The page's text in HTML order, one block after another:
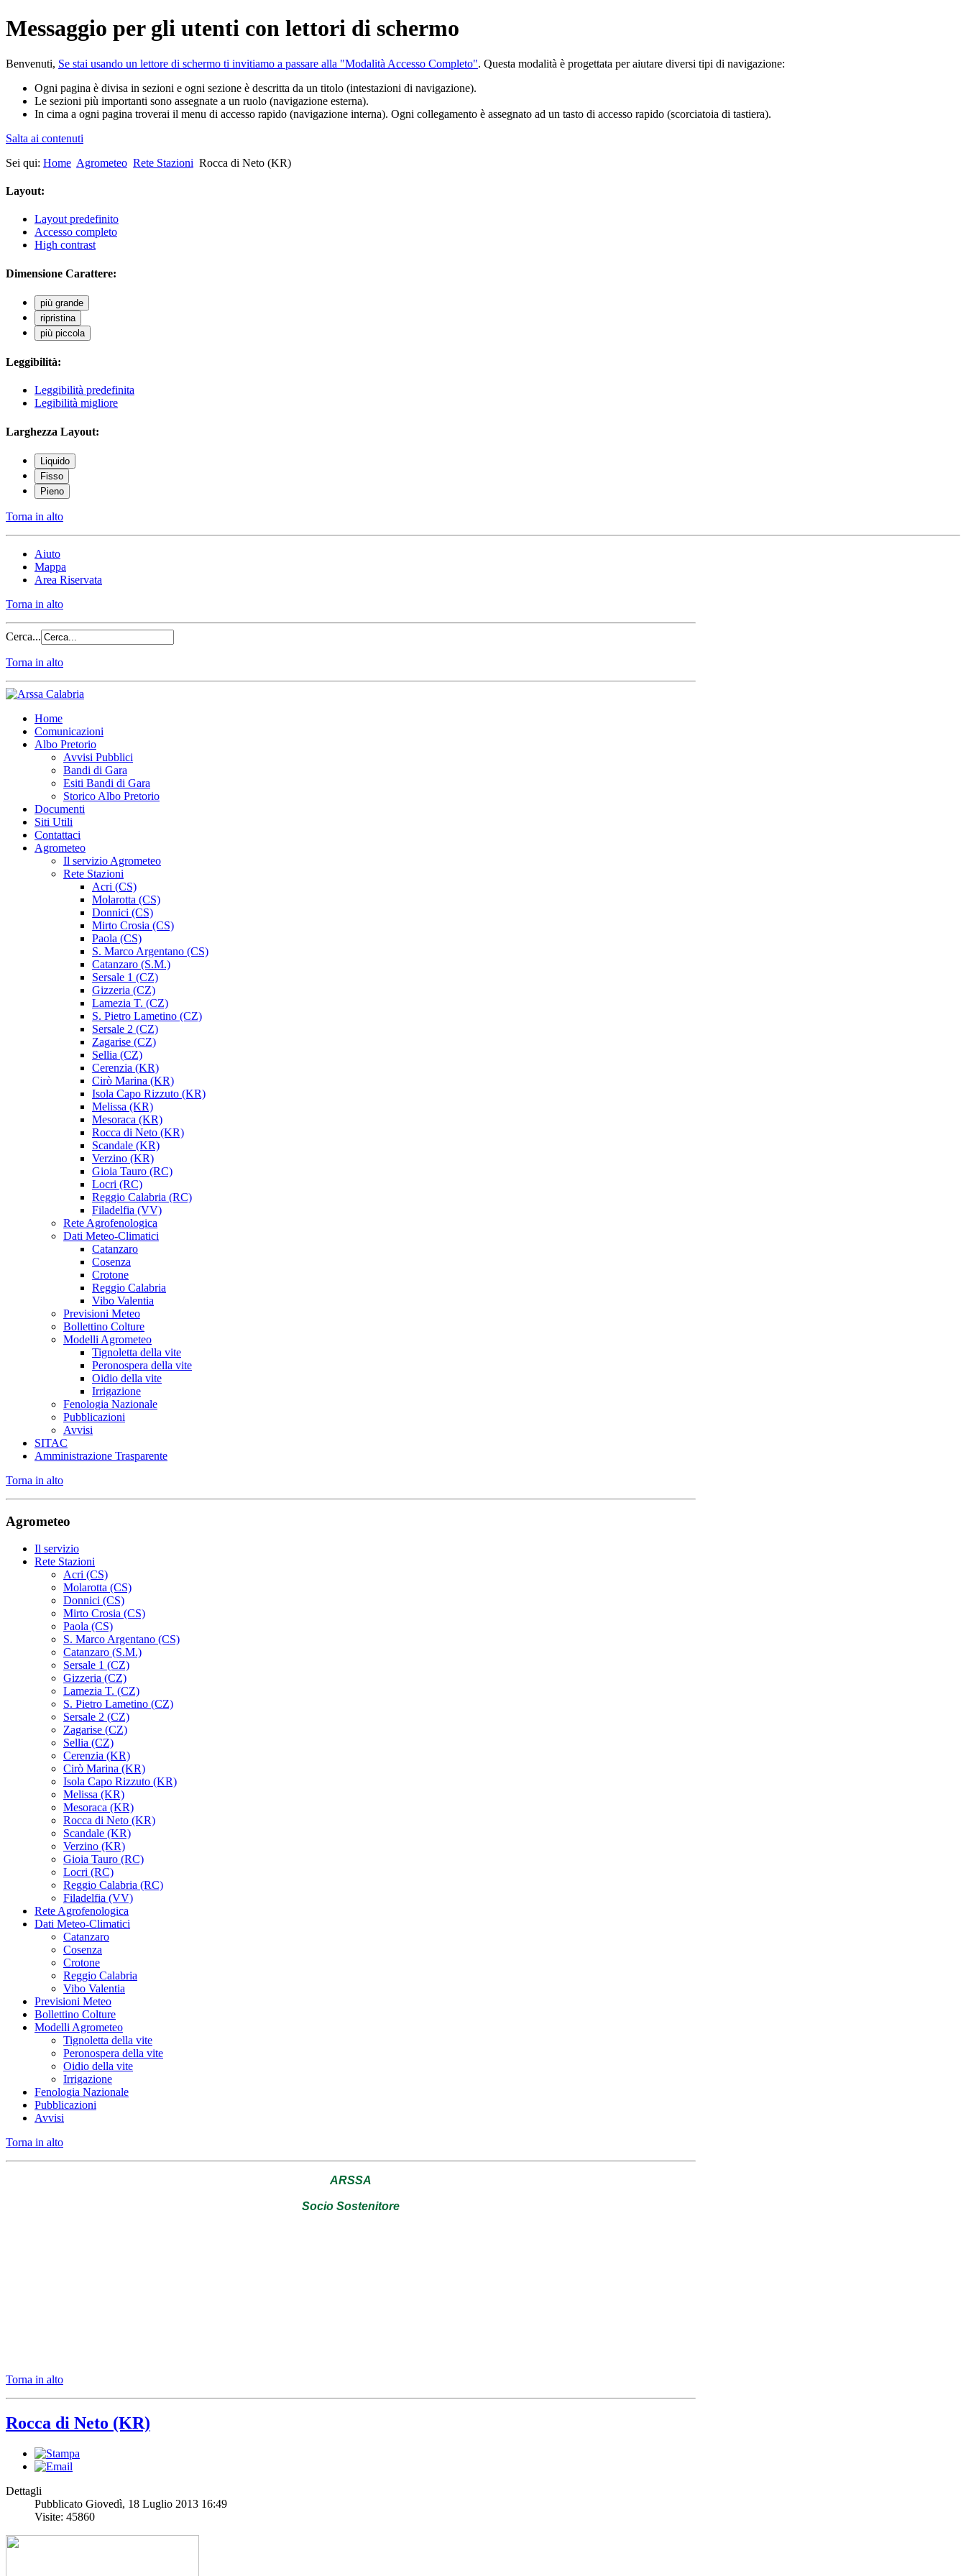
Messaggio per gli utenti con lettori di schermo
Benvenuti, Se stai usando un lettore di schermo ti invitiamo a passare alla "Modalità Accesso Completo". Questa modalità è progettata per aiutare diversi tipi di navigazione:
Ogni pagina è divisa in sezioni e ogni sezione è descritta da un titolo (intestazioni di navigazione).
Le sezioni più importanti sono assegnate a un ruolo (navigazione esterna).
In cima a ogni pagina troverai il menu di accesso rapido (navigazione interna). Ogni collegamento è assegnato ad un tasto di accesso rapido (scorciatoia di tastiera).
Salta ai contenuti
Sei qui: Home Agrometeo Rete Stazioni Rocca di Neto (KR)
Layout:
Layout predefinito
Accesso completo
High contrast
Dimensione Carattere:
più grande
ripristina
più piccola
Leggibilità:
Leggibilità predefinita
Legibilità migliore
Larghezza Layout:
Liquido
Fisso
Pieno
Torna in alto
Aiuto
Mappa
Area Riservata
Torna in alto
Cerca...
Torna in alto
Home
Comunicazioni
Albo Pretorio
Avvisi Pubblici
Bandi di Gara
Esiti Bandi di Gara
Storico Albo Pretorio
Documenti
Siti Utili
Contattaci
Agrometeo
Il servizio Agrometeo
Rete Stazioni
Acri (CS)
Molarotta (CS)
Donnici (CS)
Mirto Crosia (CS)
Paola (CS)
S. Marco Argentano (CS)
Catanzaro (S.M.)
Sersale 1 (CZ)
Gizzeria (CZ)
Lamezia T. (CZ)
S. Pietro Lametino (CZ)
Sersale 2 (CZ)
Zagarise (CZ)
Sellia (CZ)
Cerenzia (KR)
Cirò Marina (KR)
Isola Capo Rizzuto (KR)
Melissa (KR)
Mesoraca (KR)
Rocca di Neto (KR)
Scandale (KR)
Verzino (KR)
Gioia Tauro (RC)
Locri (RC)
Reggio Calabria (RC)
Filadelfia (VV)
Rete Agrofenologica
Dati Meteo-Climatici
Catanzaro
Cosenza
Crotone
Reggio Calabria
Vibo Valentia
Previsioni Meteo
Bollettino Colture
Modelli Agrometeo
Tignoletta della vite
Peronospera della vite
Oidio della vite
Irrigazione
Fenologia Nazionale
Pubblicazioni
Avvisi
SITAC
Amministrazione Trasparente
Torna in alto
Agrometeo
Il servizio
Rete Stazioni
Acri (CS)
Molarotta (CS)
Donnici (CS)
Mirto Crosia (CS)
Paola (CS)
S. Marco Argentano (CS)
Catanzaro (S.M.)
Sersale 1 (CZ)
Gizzeria (CZ)
Lamezia T. (CZ)
S. Pietro Lametino (CZ)
Sersale 2 (CZ)
Zagarise (CZ)
Sellia (CZ)
Cerenzia (KR)
Cirò Marina (KR)
Isola Capo Rizzuto (KR)
Melissa (KR)
Mesoraca (KR)
Rocca di Neto (KR)
Scandale (KR)
Verzino (KR)
Gioia Tauro (RC)
Locri (RC)
Reggio Calabria (RC)
Filadelfia (VV)
Rete Agrofenologica
Dati Meteo-Climatici
Catanzaro
Cosenza
Crotone
Reggio Calabria
Vibo Valentia
Previsioni Meteo
Bollettino Colture
Modelli Agrometeo
Tignoletta della vite
Peronospera della vite
Oidio della vite
Irrigazione
Fenologia Nazionale
Pubblicazioni
Avvisi
Torna in alto
ARSSA
Socio Sostenitore
Torna in alto
Rocca di Neto (KR)
Dettagli
Pubblicato Giovedì, 18 Luglio 2013 16:49
Visite: 45860